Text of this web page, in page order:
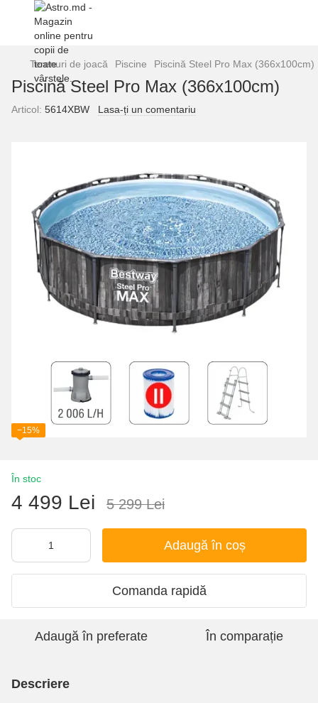
Terenuri de joacă Piscine Piscină Steel Pro Max (366x100cm)
Piscină Steel Pro Max (366x100cm)
Articol: 5614XBW Lasa-ți un comentariu
−15%
În stoc
4 499 Lei 5 299 Lei
Adaugă în coș
Comanda rapidă
Adaugă în preferate În comparație
Descriere